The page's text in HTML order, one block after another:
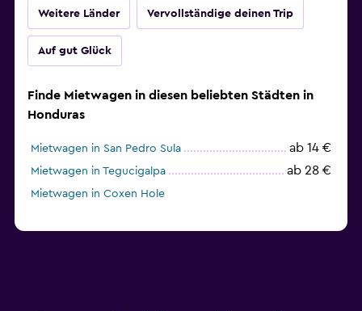
Weitere Länder Vervollständige deinen Trip
Auf gut Glück
Finde Mietwagen in diesen beliebten Städten in
Honduras
Mietwagen in San Pedro Sula ab 14 €
Mietwagen in Tegucigalpa ab 28 €
Mietwagen in Coxen Hole